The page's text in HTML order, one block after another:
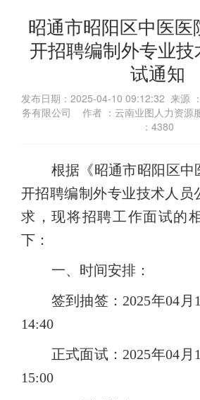
昭通市昭阳区中医医
开招聘编制外专业
试通知
发布日期：2025-04-10 09:12:32 来源
务有限公司 作者 ：云南业图人力资
： 4380
根据《昭通市昭阳区中
开招聘编制外专业技术人员
求，现将招聘工作面试的
下：
一、时间安排：
签到抽签：2025年04 月
14:40
正式面试：2025年04 月
15:00